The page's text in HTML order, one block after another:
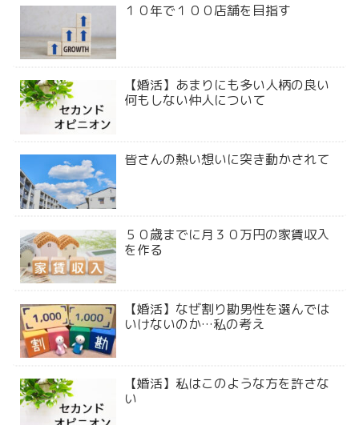
１０年で１００店舗を目指す
【婚活】あまりにも多い人柄の良い
何もしない仲人について
皆さんの熱い想いに突き動かされて
５０歳までに月３０万円の家賃収入
を作る
【婚活】なぜ割り勘男性を選んでは
いけないのか…私の考え
【婚活】私はこのような方を許さな
い